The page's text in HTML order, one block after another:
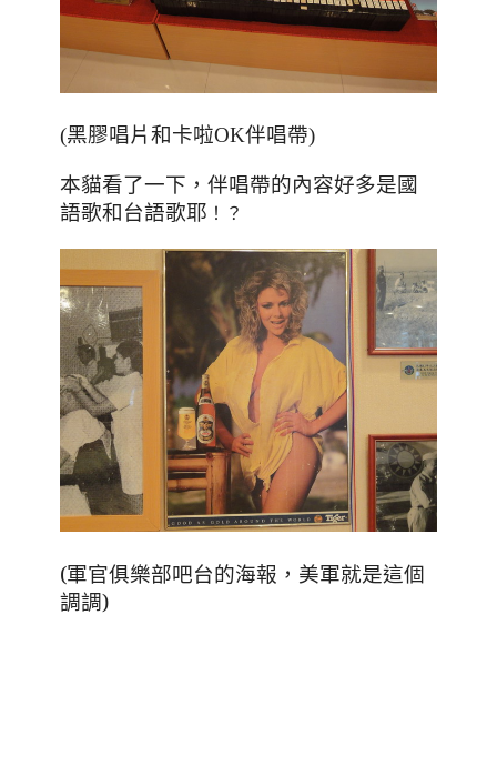
(黑膠唱片和卡啦OK伴唱帶)
本貓看了一下 ，伴唱帶的內容好多是國
語歌和台語歌耶 ！？
(軍官俱樂部吧台的海報 ， 美軍就是這個
調調)